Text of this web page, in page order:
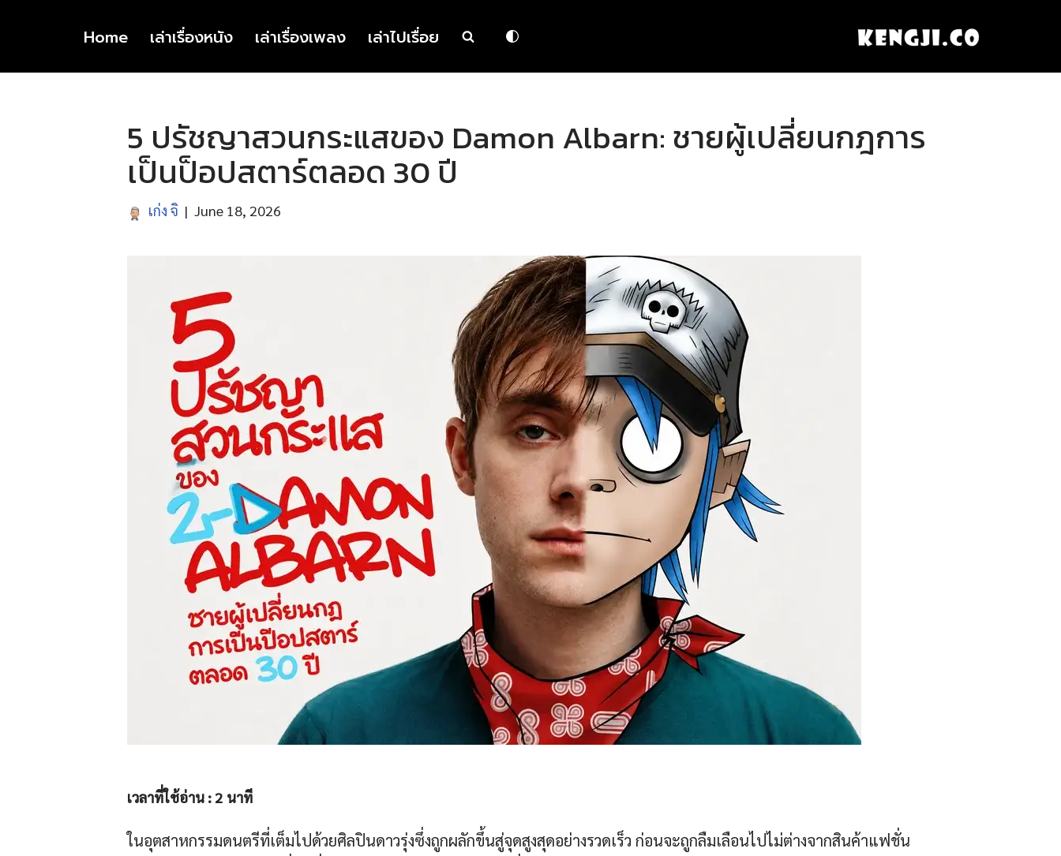
to
Home เล่าเรื่องหนัง เล่าเรื่องเพลง เล่าไปเรื่อย
5 ปรัชญาสวนกระแสของ Damon Albarn: ชายผู้เปลี่ยนกฎการ
เป็นป็อปสตาร์ตลอด 30 ปี
เก่ง จิ June 18, 2026
เวลาที่ใช้อ่าน :2 นาที
ในอุตสาหกรรมดนตรีที่เต็มไปด้วยศิลปินดาวรุ่งซึ่งถูกผลักขึ้นสู่จุดสูงสุดอย่างรวดเร็ว ก่อนจะถูกลืมเลือนไปไม่ต่างจากสินค้าแฟชั่น